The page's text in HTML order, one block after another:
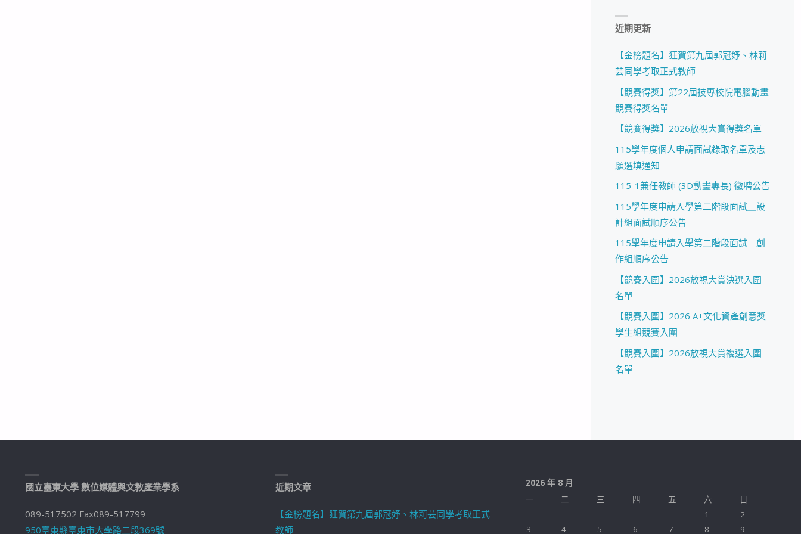
近期更新
【金榜題名】狂賀第九屆郭冠妤、林莉
芸同學考取正式教師
【競賽得獎】第22屆技專校院電腦動畫
競賽得獎名單
【競賽得獎】2026放視大賞得獎名單
115學年度個人申請面試錄取名單及志
願選填通知
115-1兼任教師 (3D動畫專長) 徵聘公告
115學年度申請入學第二階段面試＿設
計組面試順序公告
115學年度申請入學第二階段面試＿創
作組順序公告
【競賽入圍】2026放視大賞決選入圍
名單
【競賽入圍】2026 A+文化資產創意獎
學生組競賽入圍
【競賽入圍】2026放視大賞複選入圍
名單
國立臺東大學 數位媒體與文教產業學系
089-517502 Fax089-517799
950臺東縣臺東市大學路二段369號
近期文章
【金榜題名】狂賀第九屆郭冠妤、林莉芸同學考取正式
教師
2026 年 8 月
一
二 三 四 五 六
日
1
2
3
4 5 6 7 8 9